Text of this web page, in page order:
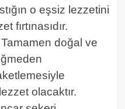
o eşsiz lezzetini
fırtınasıdır.
doğal ve
olacaktır.